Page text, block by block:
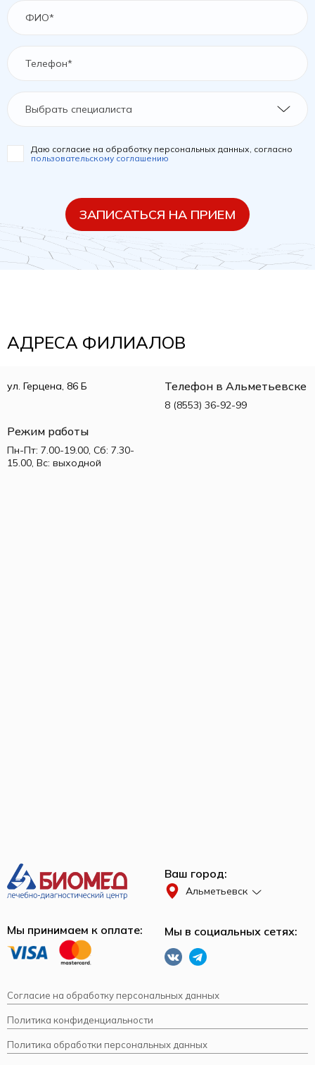
Выбрать специалиста
Даю согласие на обработку персональных данных, согласно
пользовательскому соглашению
ЗАПИСАТЬСЯ НА ПРИЕМ
АДРЕСА ФИЛИАЛОВ
ул. Герцена, 86 Б Телефон в Альметьевске
8 (8553) 36-92-99
Режим работы
Пн-Пт: 7.00-19.00, Сб: 7.30-
15.00, Вс: выходной
Ваш город:
Альметьевск
Мы принимаем к оплате: Мы в социальных сетях:
Согласие на обработку персональных данных
Политика конфиденциальности
Политика обработки персональных данных